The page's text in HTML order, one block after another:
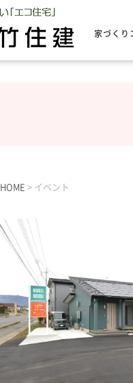
家づくり
HOME > イベント